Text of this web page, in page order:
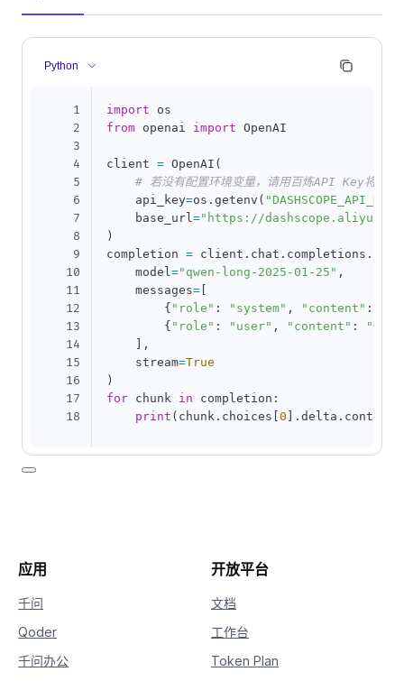
Python
1
2
3
4
5
6
7
8
9
10
11
12
13
14
15
16
17
18
import
from openai import OpenAI
client = OpenAI (
# 若没有配置环境变量，请用百炼API Key将
    api_key
=os . getenv ( "DASHSCOPE_API_KEY"
    base_url
="https://
)
completion = client . chat . completions .
    model
="qwen-long-2025-01-25" ,
    messages
=
{ "role" : "system" , "content" :
{ "role" : "user" , "content" :
"你是
,
    stream
=True
)
for chunk in completion :
print ( chunk . choices 0 . delta . content
应用
千问
Qoder
千问办公
开放平台
文档
工作台
Token Plan